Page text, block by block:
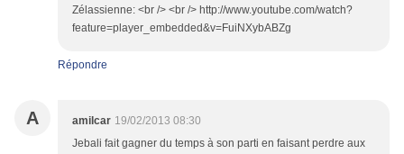
Zélassienne: <br /> <br /> http://www.youtube.com/watch?
feature=player_embedded&v=FuiNXybABZg
Répondre
A amilcar 19/02/2013 08:30
Jebali fait gagner du temps à son parti en faisant perdre aux